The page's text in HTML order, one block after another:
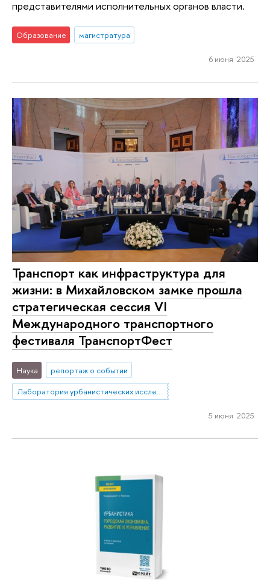
представителями исполнительных органов власти.
Образование магистратура
6 июня 2025
Транспорт как инфраструктура для
жизни: в Михайловском замке прошла
стратегическая сессия VI
Международного транспортного
фестиваля ТранспортФест
Наука
репортаж о событии
Лаборатория урбанистических исследований
5 июня 2025